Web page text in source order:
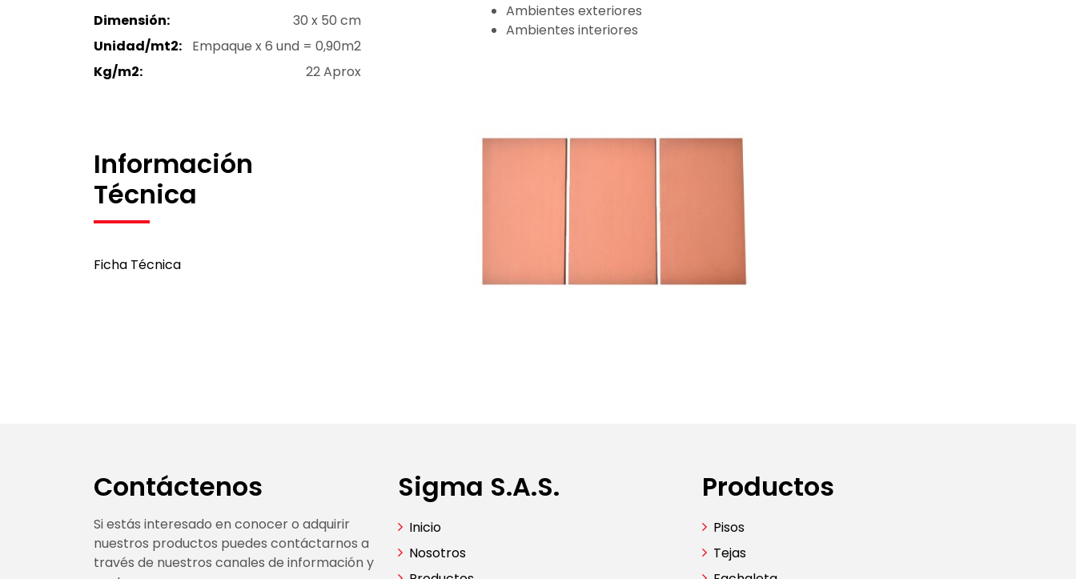
Dimensión:
30 x 50 cm
Unidad/mt2:
Empaque x 6 und = 0,90m2
Kg/m2:
22 Aprox
Información
Técnica
Ficha Técnica
Ambientes exteriores
Ambientes interiores
Contáctenos
Si estás interesado en conocer o adquirir
nuestros productos puedes contáctarnos a
través de nuestros canales de información y
Sigma S.A.S.
Inicio
Nosotros
Productos
Pisos
Tejas